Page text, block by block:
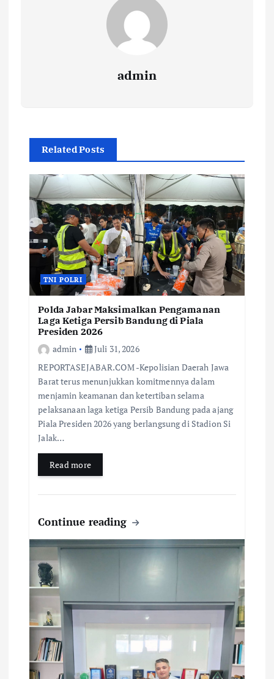
admin
Related Posts
TNI POLRI
Polda Jabar Maksimalkan Pengamanan
Laga Ketiga Persib Bandung di Piala
Presiden 2026
admin
Juli 31, 2026
REPORTASEJABAR.COM -Kepolisian Daerah Jawa
Barat terus menunjukkan komitmennya dalam
menjamin keamanan dan ketertiban selama
pelaksanaan laga ketiga Persib Bandung pada ajang
Piala Presiden 2026 yang berlangsung di Stadion Si
Jalak…
Read more
Continue reading